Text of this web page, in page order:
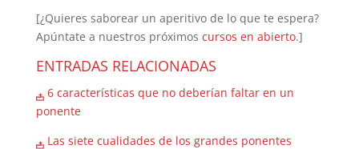
[¿Quieres saborear un aperitivo de lo que te espera?
Apúntate a nuestros próximos cursos en abierto.]
ENTRADAS RELACIONADAS
6 características que no deberían faltar en un
ponente
Las siete cualidades de los grandes ponentes